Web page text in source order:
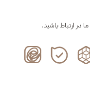
در ارتباط باشید.